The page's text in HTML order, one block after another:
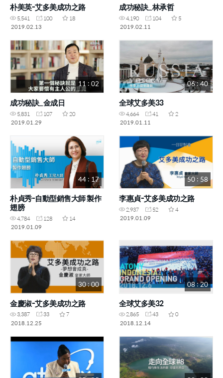
朴美英-艾多美成功之路
5,541 100
18
2019.02.13
成功秘訣_林承哲
4,190 104
5
2019.02.11
11 : 02
成功秘訣_金成日
5,831 107
20
2019.01.29
06 : 40
全球艾多美33
4,664 41
2
2019.01.11
44 : 17
朴貞秀-自動型銷售大師 製作
翅膀
4,784 128
14
2019.01.09
50 : 58
李惠貞-艾多美成功之路
2,937 52
4
2019.01.09
30 : 00
金慶淑-艾多美成功之路
3,387 33
7
2018.12.25
08 : 20
全球艾多美32
2,865 43
0
2018.12.14